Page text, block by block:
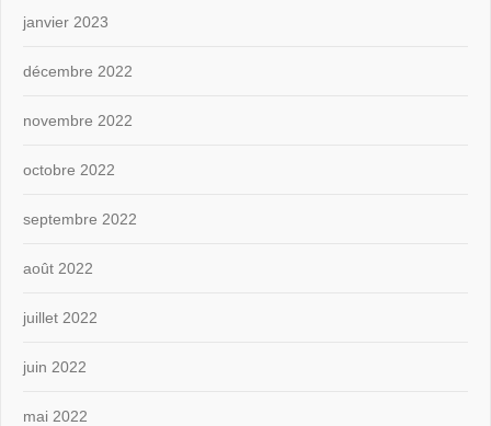
janvier 2023
décembre 2022
novembre 2022
octobre 2022
septembre 2022
août 2022
juillet 2022
juin 2022
mai 2022